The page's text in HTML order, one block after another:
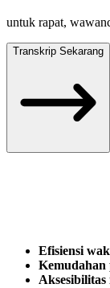
untuk rapat,
Transkrip Sekarang
Efisiensi
Kemudahan